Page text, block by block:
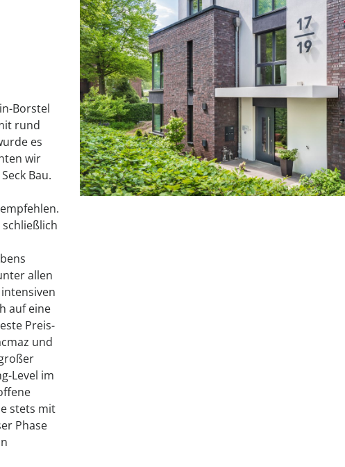
Borstel
rund
es
wir
Bau.
allen
auf eine
Preis-
und
Level im
stets mit
Phase